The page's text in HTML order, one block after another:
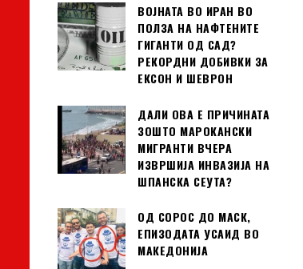
ВОЈНАТА ВО ИРАН ВО
ПОЛЗА НА НАФТЕНИТЕ
ГИГАНТИ ОД САД?
РЕКОРДНИ ДОБИВКИ ЗА
ЕКСОН И ШЕВРОН
ДАЛИ ОВА Е ПРИЧИНАТА
ЗОШТО МАРОКАНСКИ
МИГРАНТИ ВЧЕРА
ИЗВРШИЈА ИНВАЗИЈА НА
ШПАНСКА СЕУТА?
ОД СОРОС ДО МАСК,
ЕПИЗОДАТА УСАИД ВО
МАКЕДОНИЈА